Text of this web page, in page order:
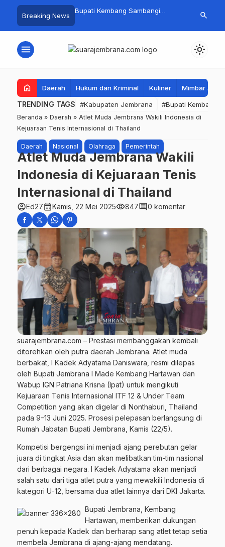
Breaking News
PKK Provinsi Bali di
Omzet Ratusan
Bupati Kembang Sambangi
Bantuan Disalurkan untuk
Tim
Perairan
search
menu light_mode
home Daerah Hukum dan Kriminal Kuliner Mimbar
TRENDING TAGS #Kabupaten Jembrana #Bupati Kembang
Beranda » Daerah » Atlet Muda Jembrana Wakili Indonesia di
Kejuaraan Tenis Internasional di Thailand
Daerah Nasional Olahraga Pemerintah
Atlet Muda Jembrana Wakili
Indonesia di Kejuaraan Tenis
Internasional di Thailand
account_circleEd27calendar_monthKamis, 22 Mei 2025visibility847comment0 komentar
suarajembrana.com – Prestasi membanggakan kembali
ditorehkan oleh putra daerah Jembrana. Atlet muda
berbakat, I Kadek Adyatama Daniswara, resmi dilepas
oleh Bupati Jembrana I Made Kembang Hartawan dan
Wabup IGN Patriana Krisna (Ipat) untuk mengikuti
Kejuaraan Tenis Internasional ITF 12 & Under Team
Competition yang akan digelar di Nonthaburi, Thailand
pada 9–13 Juni 2025. Prosesi pelepasan berlangsung di
Rumah Jabatan Bupati Jembrana, Kamis (22/5).
Kompetisi bergengsi ini menjadi ajang perebutan gelar
juara di tingkat Asia dan akan melibatkan tim-tim nasional
dari berbagai negara. I Kadek Adyatama akan menjadi
salah satu dari tiga atlet putra yang mewakili Indonesia di
kategori U-12, bersama dua atlet lainnya dari DKI Jakarta.
Bupati Jembrana, Kembang
Hartawan, memberikan dukungan
penuh kepada Kadek dan berharap sang atlet tetap setia
membela Jembrana di ajang-ajang mendatang.